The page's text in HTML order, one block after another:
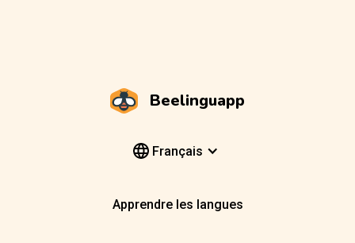
Beelinguapp
Français
Apprendre les langues